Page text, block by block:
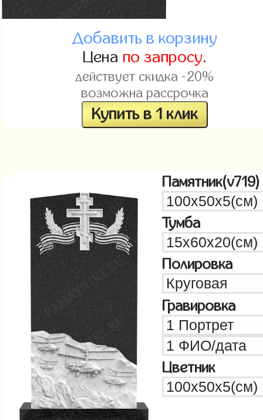
Добавить в корзину
Цена по запросу.
действует скидка -20%
возможна рассрочка
Купить в 1 клик
Памятник(v719)
Тумба
Полировка
Гравировка
Цветник